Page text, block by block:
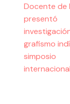
Docente de
presentó
grafismo
simposio
internacional